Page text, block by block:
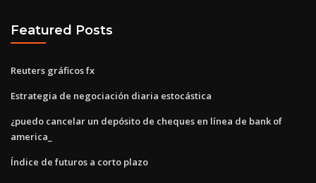
Featured Posts
Reuters gráficos fx
Estrategia de negociación diaria estocástica
¿puedo cancelar un depósito de cheques en línea de bank of
america_
Índice de futuros a corto plazo